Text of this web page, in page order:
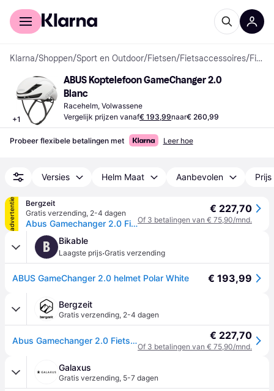
Voor shoppers
Klarna/Shoppen/Sport en Outdoor/Fietsen/Fietsaccessoires/ Fietshelmen
+1
ABUS Koptelefoon GameChanger 2.0
Blanc
Racehelm, Volwassene
Vergelijk prijzen vanaf€ 193,99naar€ 260,99
Probeer flexibele betalingen met Leer hoe
Versies Helm Maat Aanbevolen
advertentie
Bergzeit
Gratis verzending, 2-4 dagen
Abus Gamechanger 2.0 Fietshelm - Wit - 57-61CM
€ 227,70
Of 3 betalingen van € 75,90/mnd.
B Bikable
Laagste prijs·Gratis verzending
ABUS GameChanger 2.0 helmet Polar White € 193,99
Bergzeit
Gratis verzending, 2-4 dagen
Abus Gamechanger 2.0 Fietshelm - Wit - 54-58CM € 227,70
Of 3 betalingen van € 75,90/mnd.
Galaxus
Gratis verzending, 5-7 dagen